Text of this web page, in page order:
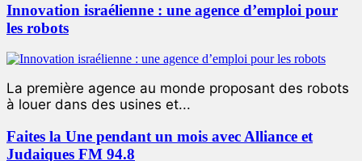
Innovation israélienne : une agence d’emploi pour
les robots
La première agence au monde proposant des robots
à louer dans des usines et...
Faites la Une pendant un mois avec Alliance et
Judaiques FM 94.8